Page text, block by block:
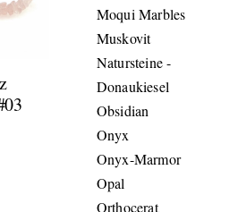
Moqui Marbles
Muskovit
Natursteine -
Donaukiesel
Obsidian
Onyx
Onyx-Marmor
Opal
Orthocerat